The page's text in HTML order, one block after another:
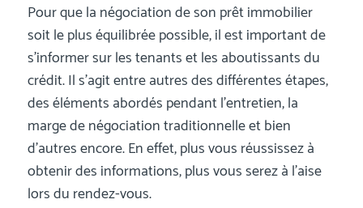
Pour que la négociation de son prêt immobilier
soit le plus équilibrée possible, il est important de
s’informer sur les tenants et les aboutissants du
crédit. Il s’agit entre autres des différentes étapes,
des éléments abordés pendant l’entretien, la
marge de négociation traditionnelle et bien
d’autres encore. En effet, plus vous réussissez à
obtenir des informations, plus vous serez à l’aise
lors du rendez-vous.